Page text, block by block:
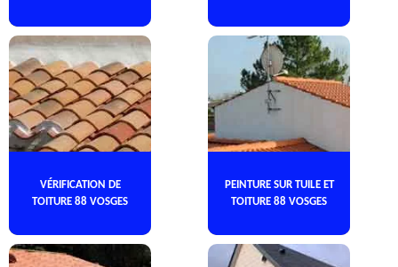
VÉRIFICATION DE
TOITURE 88 VOSGES
PEINTURE SUR TUILE ET
TOITURE 88 VOSGES